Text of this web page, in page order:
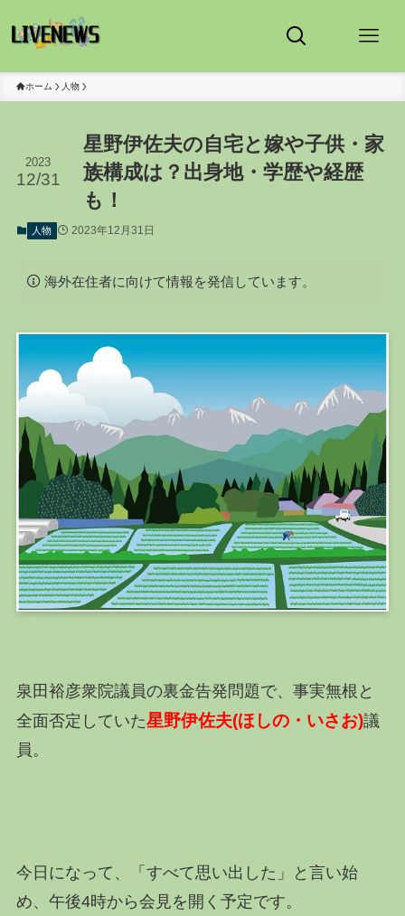
ホーム 人物
星野伊佐夫の自宅と嫁や子供・家
族構成は？出身地・学歴や経歴
も！
2023
12/31
人物 2023年12月31日
海外在住者に向けて情報を発信しています。
泉田裕彦衆院議員の裏金告発問題で、事実無根と
全面否定していた星野伊佐夫(ほしの・いさお)議
員。
今日になって、「すべて思い出した」と言い始
め、午後4時から会見を開く予定です。